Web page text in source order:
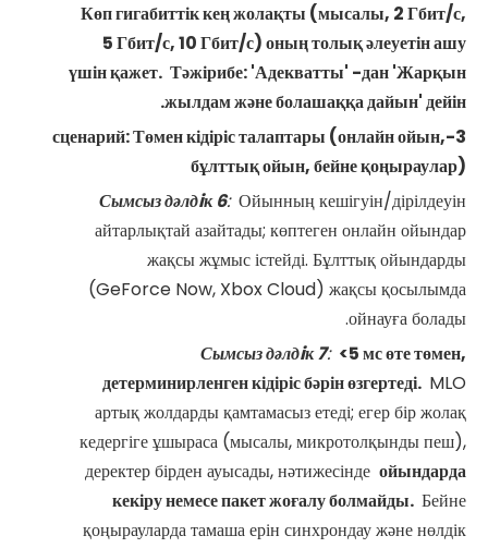
Көп гигабиттік кең жолақты (мысалы, 2 Гбит/с,
5 Гбит/с, 10 Гбит/с) оның толық әлеуетін ашу
үшін қажет. Тәжірибе: 'Адекватты' -дан 'Жарқын
жылдам және болашаққа дайын' дейін.
3-сценарий: Төмен кідіріс талаптары (онлайн ойын,
бұлттық ойын, бейне қоңыраулар)
Сымсыз дәлдiк6: Ойынның кешігуін/дірілдеуін
айтарлықтай азайтады; көптеген онлайн ойындар
жақсы жұмыс істейді. Бұлттық ойындарды
(GeForce Now, Xbox Cloud) жақсы қосылымда
ойнауға болады.
Сымсыз дәлдiк7: <5 мс өте төмен,
детерминирленген кідіріс бәрін өзгертеді. MLO
артық жолдарды қамтамасыз етеді; егер бір жолақ
кедергіге ұшыраса (мысалы, микротолқынды пеш),
деректер бірден ауысады, нәтижесінде ойындарда
кекіру немесе пакет жоғалу болмайды. Бейне
қоңырауларда тамаша ерін синхрондау және нөлдік